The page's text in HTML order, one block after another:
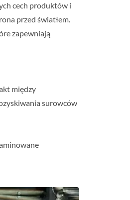
cech produktów i
przed światłem.
zapewniają
między
surowców